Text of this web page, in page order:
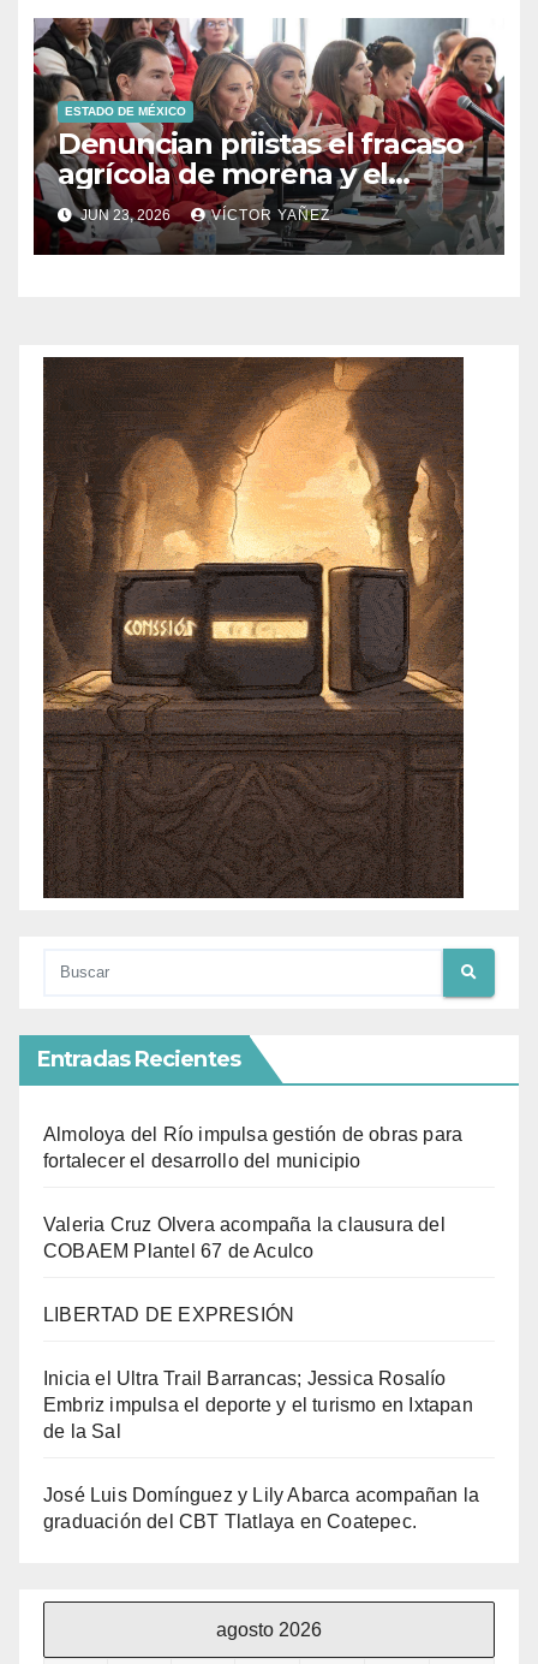
ESTADO DE MÉXICO
Denuncian priistas el fracaso
agrícola de morena y el
abandono al campo
mexicano
JUN 23, 2026 VÍCTOR YAÑEZ
Entradas Recientes
Almoloya del Río impulsa gestión de obras para
fortalecer el desarrollo del municipio
Valeria Cruz Olvera acompaña la clausura del
COBAEM Plantel 67 de Aculco
LIBERTAD DE EXPRESIÓN
Inicia el Ultra Trail Barrancas; Jessica Rosalío
Embriz impulsa el deporte y el turismo en Ixtapan
de la Sal
José Luis Domínguez y Lily Abarca acompañan la
graduación del CBT Tlatlaya en Coatepec.
agosto 2026